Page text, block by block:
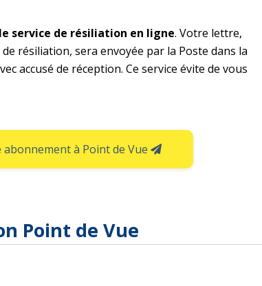
service de résiliation en ligne. Votre lettre,
résiliation, sera envoyée par la Poste dans la
accusé de réception. Ce service évite de vous
abonnement à Point de Vue
Point de Vue